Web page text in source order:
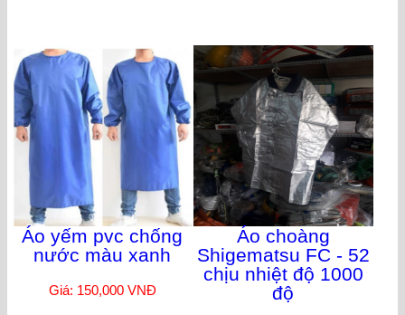
Áo yếm pvc chống
nước màu xanh
Giá: 150,000 VNĐ
Áo choàng
Shigematsu FC - 52
chịu nhiệt độ 1000
độ